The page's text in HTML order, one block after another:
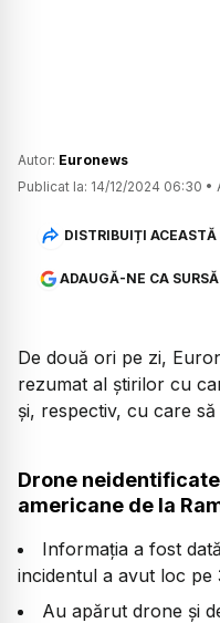
Autor: Euronews
Publicat la: 14/12/2024 06:30 •
DISTRIBUIȚI ACEASTĂ
ADAUGĂ-NE CA
De două ori pe zi,
rezumat al știrilor cu
și, respectiv, cu care
Drone
americane de la
Informația a fost
incidentul a avut loc pe
Au apărut drone și